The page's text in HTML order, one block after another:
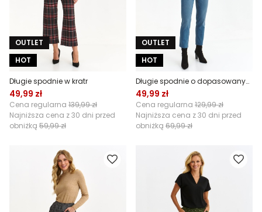
OUTLET
HOT
Długie spodnie w kratr
49,99 zł
Cena regularna 139,99 zł
Najniższa cena z 30 dni przed
obniżką 59,99 zł
OUTLET
HOT
Długie spodnie o dopasowanym kroju
49,99 zł
Cena regularna 129,99 zł
Najniższa cena z 30 dni przed
obniżką 69,99 zł